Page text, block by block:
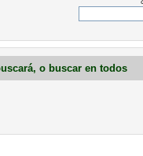
o buscar en todos